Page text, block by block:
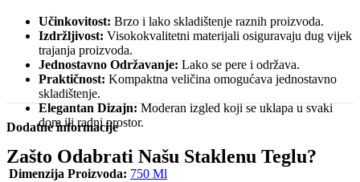
Učinkovitost: Brzo i lako skladištenje raznih proizvoda.
Izdržljivost: Visokokvalitetni materijali osiguravaju dug vijek
trajanja proizvoda.
Jednostavno Održavanje: Lako se pere i održava.
Praktičnost: Kompaktna veličina omogućava jednostavno
skladištenje.
Elegantan Dizajn:Moderan izgled koji se uklapa u svaki
dom ili radni prostor.
Zašto Odabrati Našu Staklenu Teglu?
Dodatne informacije
Dimenzija Proizvoda: 750 Ml